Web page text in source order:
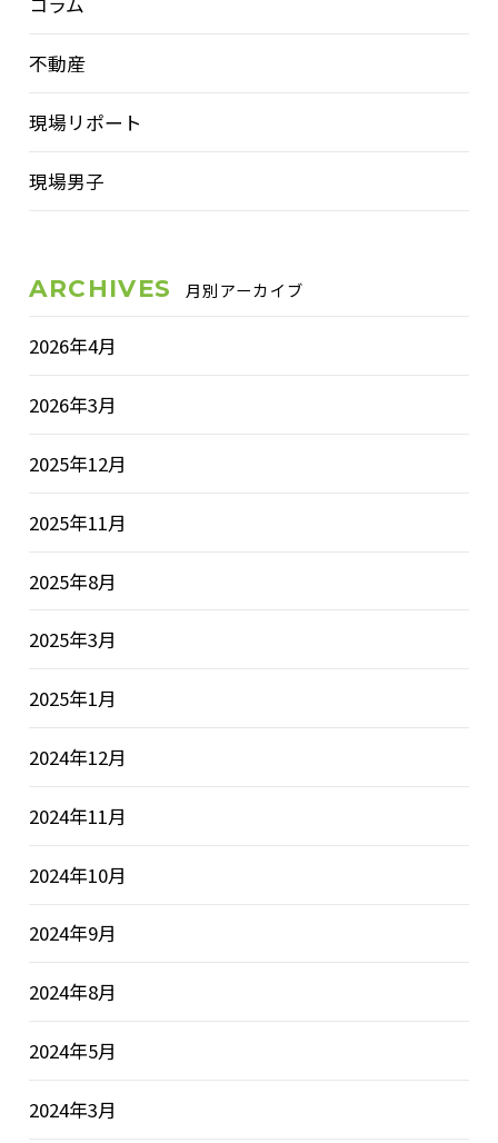
不動産
現場リポート
現場男子
ARCHIVES 月別アーカイブ
2026年4月
2026年3月
2025年12月
2025年11月
2025年8月
2025年3月
2025年1月
2024年12月
2024年11月
2024年10月
2024年9月
2024年8月
2024年5月
2024年3月